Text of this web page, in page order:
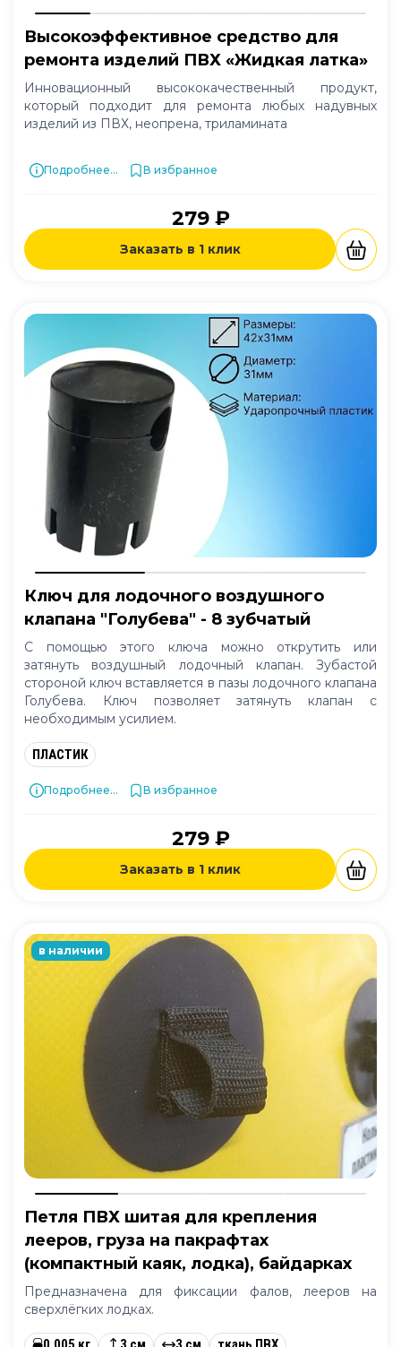
Высокоэффективное средство для
ремонта изделий ПВХ «Жидкая латка»
Инновационный высококачественный продукт,
который подходит для ремонта любых надувных
изделий из ПВХ, неопрена, триламината
Подробнее... В избранное
279 ₽
Заказать в 1 клик
Ключ для лодочного воздушного
клапана "Голубева" - 8 зубчатый
С помощью этого ключа можно открутить или
затянуть воздушный лодочный клапан. Зубастой
стороной ключ вставляется в пазы лодочного клапана
Голубева. Ключ позволяет затянуть клапан с
необходимым усилием.
ПЛАСТИК
Подробнее... В избранное
279 ₽
Заказать в 1 клик
в наличии
Петля ПВХ шитая для крепления
лееров, груза на пакрафтах
(компактный каяк, лодка), байдарках
Предназначена для фиксации фалов, лееров на
сверхлёгких лодках.